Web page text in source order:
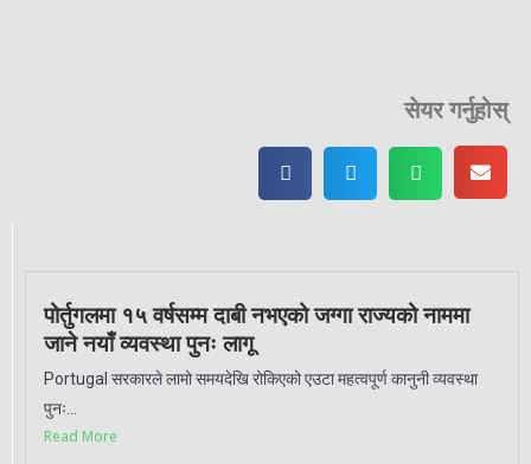
सेयर गर्नुहोस्
पोर्तुगलमा १५ वर्षसम्म दाबी नभएको जग्गा राज्यको नाममा
जाने नयाँ व्यवस्था पुनः लागू
Portugal सरकारले लामो समयदेखि रोकिएको एउटा महत्वपूर्ण कानुनी व्यवस्था
पुनः...
Read More